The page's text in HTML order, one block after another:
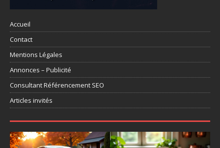
Accueil
Contact
Mentions Légales
Annonces – Publicité
Consultant Référencement SEO
Articles invités